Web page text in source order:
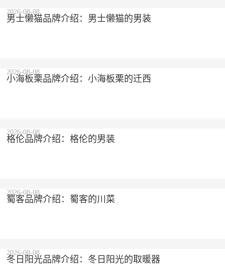
男士懒猫品牌介绍：男士懒猫的男装
2026-08-08
小海板栗品牌介绍：小海板栗的迁西
2026-08-08
格伦品牌介绍：格伦的男装
2026-08-08
蜀客品牌介绍：蜀客的川菜
2026-08-08
冬日阳光品牌介绍：冬日阳光的取暖器
2026-08-08